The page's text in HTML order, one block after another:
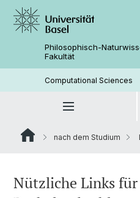
Philosophisch-
Fakultät
Computational Sciences
nach dem Studium
Nützliche Links für